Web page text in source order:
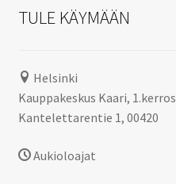
TULE KÄYMÄÄN
Helsinki
Kauppakeskus Kaari, 1.kerros
Kantelettarentie 1, 00420
Aukioloajat